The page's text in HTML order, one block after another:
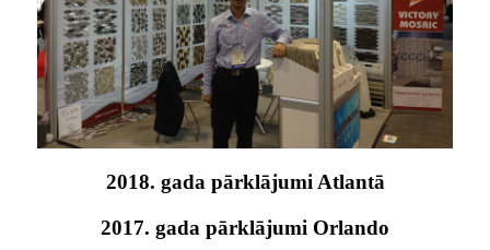
2018. gada pārklājumi Atlantā
2017. gada pārklājumi Orlando